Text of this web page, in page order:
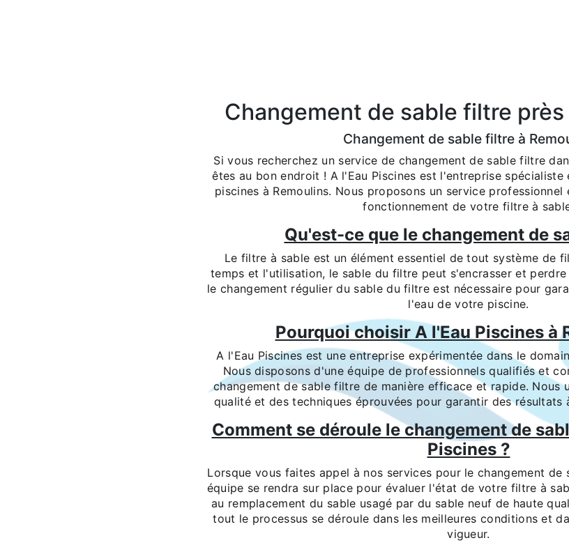
Changement de sable filtre
Changement de sable filtre à
Si vous recherchez un service de changement de sable filtre
êtes au bon endroit ! A l'Eau Piscines est l'entreprise
piscines à Remoulins. Nous proposons un service
fonctionnement de votre filtre à
Qu'est-ce que le changement de
Le filtre à sable est un élément essentiel de tout système de
temps et l'utilisation, le sable du filtre peut s'encrasser et
le changement régulier du sable du filtre est nécessaire pour
l'eau de votre piscine.
Pourquoi choisir A l'Eau Piscines à
A l'Eau Piscines est une entreprise expérimentée dans le
Nous disposons d'une équipe de professionnels qualifiés et
changement de sable filtre de manière efficace et rapide. Nous
qualité et des techniques éprouvées pour garantir des résultats
Comment se déroule le changement de
Piscines ?
Lorsque vous faites appel à nos services pour le changement de
équipe se rendra sur place pour évaluer l'état de votre filtre à
au remplacement du sable usagé par du sable neuf de haute
tout le processus se déroule dans les meilleures conditions et
vigueur.